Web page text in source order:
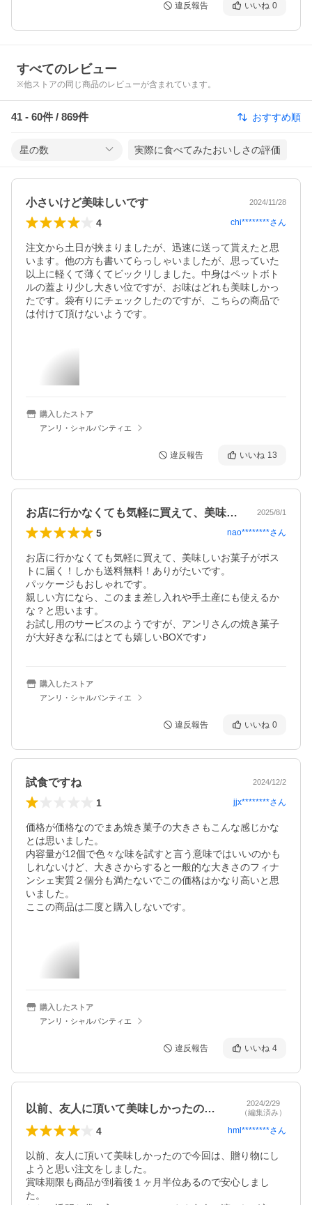
違反報告 いいね 0
すべてのレビュー
※他ストアの同じ商品のレビューが含まれています。
41 - 60件 / 869件 おすすめ順
星の数 実際に食べてみたおいしさの評価
小さいけど美味しいです 2024/11/28
4 chi********さん
注文から土日が挟まりましたが、迅速に送って貰えたと思
います。他の方も書いてらっしゃいましたが、思っていた
以上に軽くて薄くてビックリしました。中身はペットボト
ルの蓋より少し大きい位ですが、お味はどれも美味しかっ
たです。袋有りにチェックしたのですが、こちらの商品で
は付けて頂けないようです。
購入したストア
アンリ・シャルパンティエ
違反報告 いいね 13
お店に行かなくても気軽に買えて、美味し… 2025/8/1
5 nao********さん
お店に行かなくても気軽に買えて、美味しいお菓子がポス
トに届く！しかも送料無料！ありがたいです。
パッケージもおしゃれです。
親しい方になら、このまま差し入れや手土産にも使えるか
な？と思います。
お試し用のサービスのようですが、アンリさんの焼き菓子
が大好きな私にはとても嬉しいBOXです♪
購入したストア
アンリ・シャルパンティエ
違反報告 いいね 0
試食ですね 2024/12/2
1 jjx********さん
価格が価格なのでまあ焼き菓子の大きさもこんな感じかな
とは思いました。
内容量が12個で色々な味を試すと言う意味ではいいのかも
しれないけど、大きさからすると一般的な大きさのフィナ
ンシェ実質２個分も満たないでこの価格はかなり高いと思
いました。
ここの商品は二度と購入しないです。
購入したストア
アンリ・シャルパンティエ
違反報告 いいね 4
以前、友人に頂いて美味しかったので今回…
2024/2/29
（編集済み）
4 hml********さん
以前、友人に頂いて美味しかったので今回は、贈り物にし
ようと思い注文をしました。
賞味期限も商品が到着後１ヶ月半位あるので安心しまし
た。